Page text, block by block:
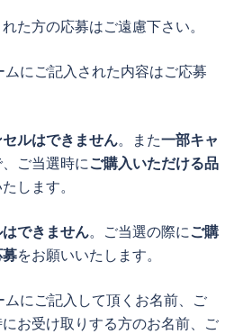
た方の応募はご遠慮下さい。
ムにご記入された内容はご応募
ルはできません。また一部キャ
ご当選時にご購入いただける品
します。
できません。ご当選の際にご購
をお願いいたします。
ムにご記入して頂くお名前、ご
お受け取りする方のお名前、ご